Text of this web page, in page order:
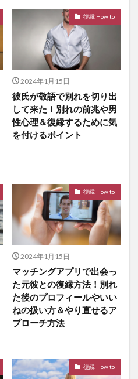
復縁 How to
2024年1月15日
彼氏が敬語で別れを切り出
して来た！別れの前兆や男
性心理＆復縁するために気
を付けるポイント
復縁 How to
2024年1月15日
マッチングアプリで出会っ
た元彼との復縁方法！別れ
た後のプロフィールやいい
ねの扱い方＆やり直せるア
プローチ方法
復縁 How to